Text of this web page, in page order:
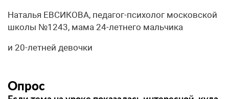
Наталья ЕВСИКОВА, педагог-психолог московской
школы №1243, мама 24-летнего мальчика
и 20-летней девочки
Опрос